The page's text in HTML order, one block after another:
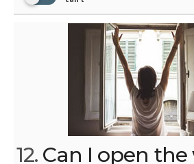
12. Can I open